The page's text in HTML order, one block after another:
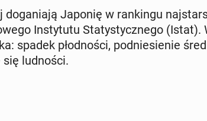
do­ga­nia­ją Japonię w ran­kin­gu
In­sty­tu­tu Sta­ty­stycz­ne­go
spadek płod­no­ści, pod­nie­sie­nie
lud­no­ści.